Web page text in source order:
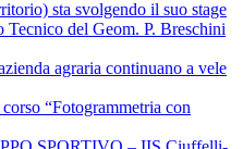
sta svolgendo il suo stage
Tecnico del Geom. P. Breschini
agraria continuano a vele
“Fotogrammetria con